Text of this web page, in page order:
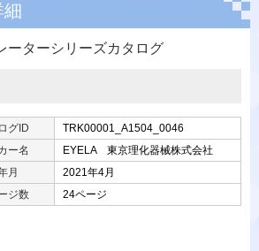
細
ーターシリーズカタログ
グID
TRK00001_A1504_0046
ー名
EYELA 東京理化器械株式会社
月
2021年4月
ジ数
24ページ